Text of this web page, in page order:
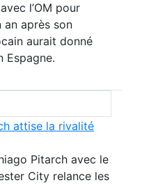
l’OM pour
an après son
aurait donné
Espagne.
attise la rivalité
Pitarch avec le
City relance les